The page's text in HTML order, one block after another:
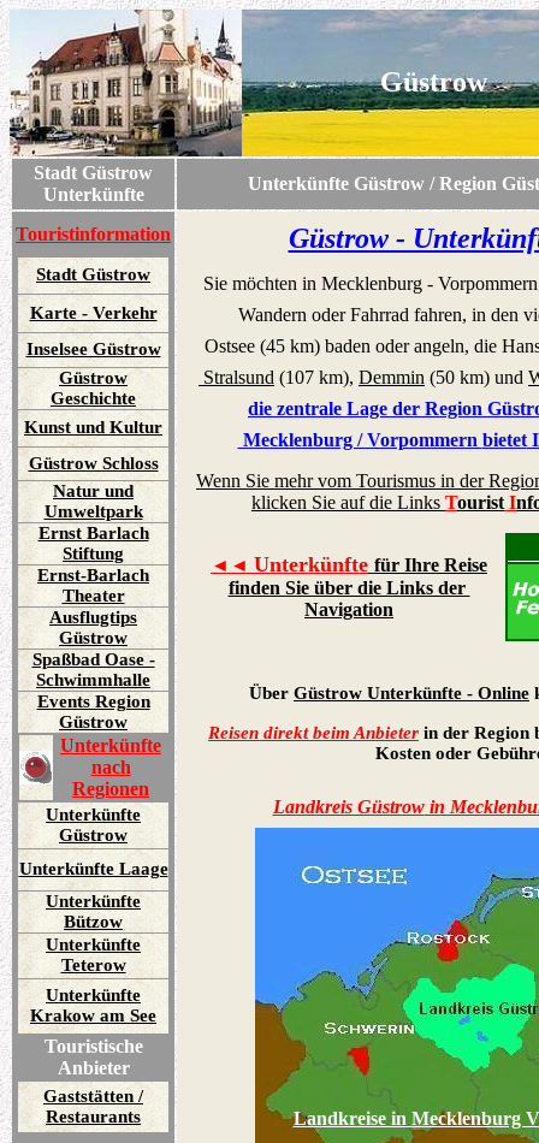
Güstrow
Stadt Güstrow
Unterkünfte
Unterkünfte Güstrow / Region
Touristinformation
Stadt Güstrow
Karte - Verkehr
Inselsee Güstrow
Güstrow
Geschichte
Kunst und Kultur
Güstrow Schloss
Natur und
Umweltpark
Ernst Barlach
Stiftung
Ernst-Barlach
Theater
Ausflugtips
Güstrow
Spaßbad Oase -
Schwimmhalle
Events Region
Güstrow
Unterkünfte
nach
Regionen
Unterkünfte
Güstrow
Unterkünfte Laage
Unterkünfte
Bützow
Unterkünfte
Teterow
Unterkünfte
Krakow am See
Touristische
Anbieter
Gaststätten /
Restaurants
Güstrow -
Sie möchten in Mecklenburg -
Wandern oder Fahrrad fahren, in den
Ostsee (45 km) baden oder angeln, die
Stralsund (107 km), Demmin (50 km) und
die zentrale Lage der Region
Mecklenburg / Vorpommern bietet
Wenn Sie mehr vom Tourismus in der
klicken Sie auf die Links Tourist I
◄◄ Unterkünfte für Ihre Reise
finden Sie über die Links der
Navigation
Über Güstrow Unterkünfte - Online
Reisen direkt beim Anbieter in der Region
Kosten oder
Landkreis Güstrowin
Landkreise in Mecklenburg